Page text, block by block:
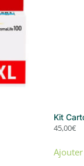
Kit
45,00€